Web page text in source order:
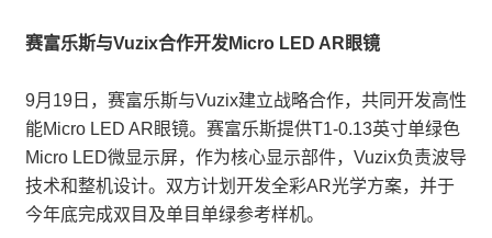
赛富乐斯与Vuzix合作开发Micro LED AR眼镜
9月19日，赛富乐斯与Vuzix建立战略合作，共同开发高性
能Micro LED AR眼镜。赛富乐斯提供T1-0.13英寸单绿色
Micro LED微显示屏，作为核心显示部件，Vuzix负责波导
技术和整机设计。双方计划开发全彩AR光学方案，并于
今年底完成双目及单目单绿参考样机。